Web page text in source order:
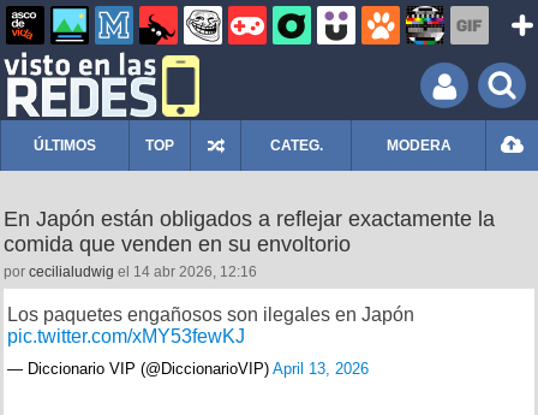
ÚLTIMOS TOP CATEG. MODERA
En Japón están obligados a reflejar exactamente la
comida que venden en su envoltorio
por cecilialudwig el 14 abr 2026, 12:16
Los paquetes engañosos son ilegales en Japón
pic.twitter.com/xMY53fewKJ
— Diccionario VIP (@DiccionarioVIP) April 13, 2026